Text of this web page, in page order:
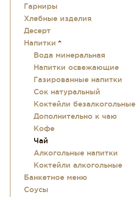
Гарниры
Хлебные изделия
Десерт
Напитки
Вода минеральная
Напитки освежающие
Газированные напитки
Сок натуральный
Коктейли безалкогольные
Дополнительно к чаю
Кофе
Чай
Алкогольные напитки
Коктейли алкогольные
Банкетное меню
Соусы